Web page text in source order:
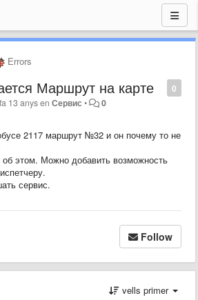
Errors
0
Маршрут на карте
fa 13 anysenСервис • 0
2117 маршрут №32 и он почему то не
этом. Можно добавить возможность
сервис.
Follow
vells primer